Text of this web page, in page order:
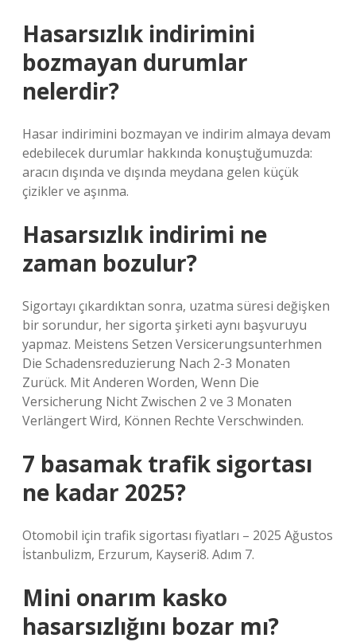
Hasarsızlık indirimini
bozmayan durumlar
nelerdir?
Hasar indirimini bozmayan ve indirim almaya devam
edebilecek durumlar hakkında konuştuğumuzda:
aracın dışında ve dışında meydana gelen küçük
çizikler ve aşınma.
Hasarsızlık indirimi ne
zaman bozulur?
Sigortayı çıkardıktan sonra, uzatma süresi değişken
bir sorundur, her sigorta şirketi aynı başvuruyu
yapmaz. Meistens Setzen Versicerungsunterhmen
Die Schadensreduzierung Nach 2-3 Monaten
Zurück. Mit Anderen Worden, Wenn Die
Versicherung Nicht Zwischen 2 ve 3 Monaten
Verlängert Wird, Können Rechte Verschwinden.
7 basamak trafik sigortası
ne kadar 2025?
Otomobil için trafik sigortası fiyatları – 2025 Ağustos
İstanbulizm, Erzurum, Kayseri8. Adım 7.
Mini onarım kasko
hasarsızlığını bozar mı?